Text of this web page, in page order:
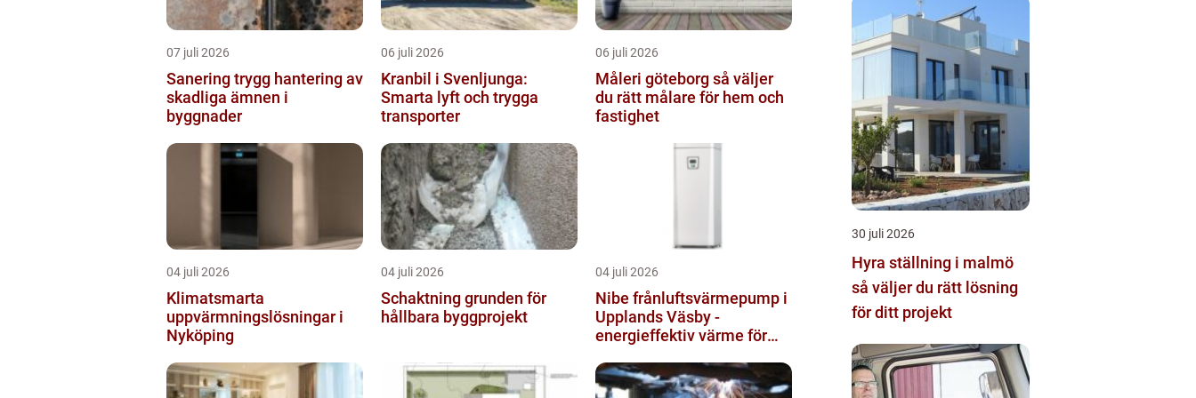
07 juli 2026
Sanering trygg hantering av
skadliga ämnen i
byggnader
06 juli 2026
Kranbil i Svenljunga:
Smarta lyft och trygga
transporter
06 juli 2026
Måleri göteborg så väljer
du rätt målare för hem och
fastighet
04 juli 2026
Klimatsmarta
uppvärmningslösningar i
Nyköping
04 juli 2026
Schaktning grunden för
hållbara byggprojekt
04 juli 2026
Nibe frånluftsvärmepump i
Upplands Väsby -
energieffektiv värme för
30 juli 2026
Hyra ställning i malmö
så väljer du rätt lösning
för ditt projekt